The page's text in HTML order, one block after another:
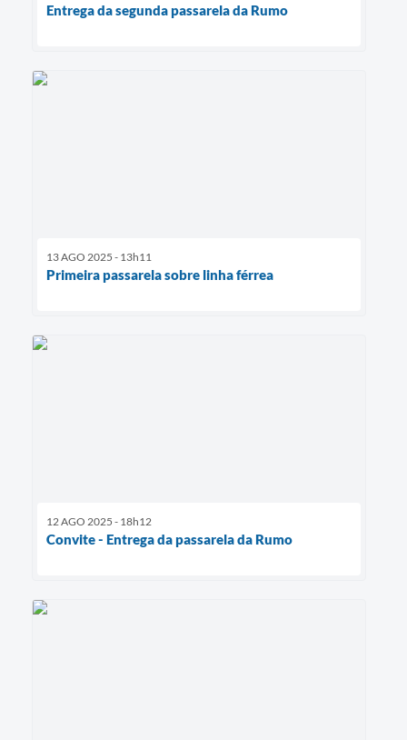
Entrega da segunda passarela da Rumo
13 AGO 2025 - 13h11
Primeira passarela sobre linha férrea
12 AGO 2025 - 18h12
Convite - Entrega da passarela da Rumo